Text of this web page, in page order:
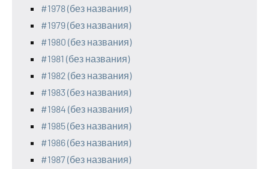
#1978 (без названия)
#1979 (без названия)
#1980 (без названия)
#1981 (без названия)
#1982 (без названия)
#1983 (без названия)
#1984 (без названия)
#1985 (без названия)
#1986 (без названия)
#1987 (без названия)